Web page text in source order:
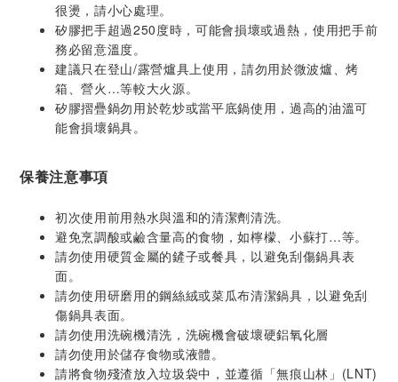
很燙，請小心處理。
矽膠把手超過250度時，可能會損壞或過熱，使用把手前
務必留意溫度。
建議只在登山/露營爐具上使用，請勿用於微波爐、烤
箱、營火…等較大火源。
矽膠摺疊鍋勿用於乾炒或當平底鍋使用，過高的油溫可
能會損壞鍋具。
保養注意事項
初次使用前用熱水與溫和的清潔劑清洗。
避免烹調酸或鹼含量高的食物，如檸檬、小蘇打…等。
請勿使用硬質金屬的鏟子或餐具，以避免刮傷鍋具表
面。
請勿使用研磨用的鋼絲絨或菜瓜布清潔鍋具，以避免刮
傷鍋具表面。
請勿使用洗碗機清洗，洗碗機會破壞硬鋁氧化層
請勿使用於儲存食物或液體。
請將食物殘渣放入垃圾袋中，並遵循「無痕山林」(LNT)